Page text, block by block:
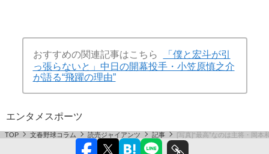
おすすめの関連記事はこちら
「僕と宏斗が引
っ張らないと」中日の開幕投手・小笠原慎之介
が語る“飛躍の理由”
エンタメ スポーツ
TOP 文春野球コラム 読売ジャイアンツ 記事 [写真]“最高”なのは主将・岡